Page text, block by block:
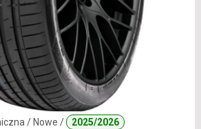
/ Nowe / 2025/2026